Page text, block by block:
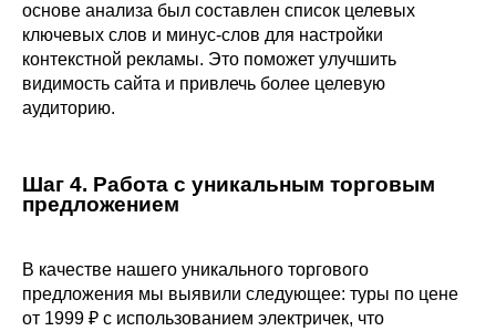
основе анализа был составлен список целевых
ключевых слов и минус-слов для настройки
контекстной рекламы. Это поможет улучшить
видимость сайта и привлечь более целевую
аудиторию.
Шаг 4. Работа с уникальным торговым
предложением
В качестве нашего уникального торгового
предложения мы выявили следующее: туры по цене
от 1999 ₽ с использованием электричек, что